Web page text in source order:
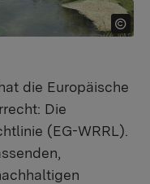
die Europäische
Die
(EG-WRRL).